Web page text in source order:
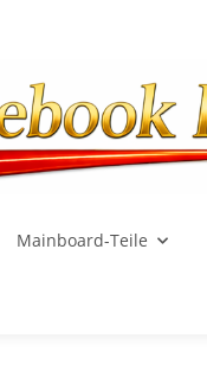
Mainboard-Teile